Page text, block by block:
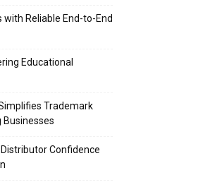
Reliable End-to-End
Educational
Trademark
Businesses
Distributor Confidence